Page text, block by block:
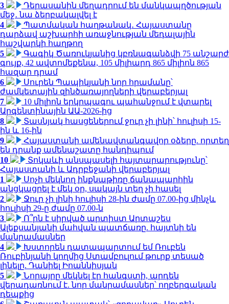
3
Դերասանին մեղադրում են մանկապղծության
մեջ․ նա ձերբակալվել է
4
Պատմական հաղթանակ․ Հայաստանը
դարձավ աշխարհի առաջնության մեդալային
հաշվարկի հաղթող
5
Գագիկ Ծառուկյանից կբռնագանձվի 75 անշարժ
գույք, 42 ավտոմեքենա, 105 միլիարդ 865 միլիոն 865
հազար դրամ
6
Սուրեն Պապիկյանի նոր հրամանը՝
ժամկետային զինծառայողների վերաբերյալ
7
10 միլիոն երկրպագու պահանջում է վտարել
Արգենտինային ԱԱ-2026-ից
8
Տասնյակ հասցեներում ջուր չի լինի՝ հուլիսի 15-
ին և 16-ին
9
Հայաստանի ամենավտանգավոր օձերը. որտեղ
են դրանք ամենաշատը հանդիպում
10
Տոկաևի անսպասելի հայտարարությունը՝
Հայաստանի և Ադրբեջանի վերաբերյալ
1
Սոչի մեկնող ինքնաթիռը ճանապարհին
անցկացրել է մեկ օր, սակայն տեղ չի հասել
2
Ջուր չի լինի հուլիսի 28-ին ժամը 07.00-ից մինչև
հուլիսի 29-ը ժամը 07.00-ն
3
Ո՞րն է սիրված արտիստ Արտաշես
Ալեքսանյանի մահվան պատճառը. հայտնի են
մանրամասներ
4
Խստորեն դատապարտում եմ Ռուբեն
Ռուբինյանի կողմից Ստամբուլում թուրք տեսած
լինելը. Դանիել Իոաննիսյան
5
Նորայրը մեկնել էր հանգստի, արդեն
վերադառնում է. նոր մանրամասներ՝ ողբերգական
դեպքից